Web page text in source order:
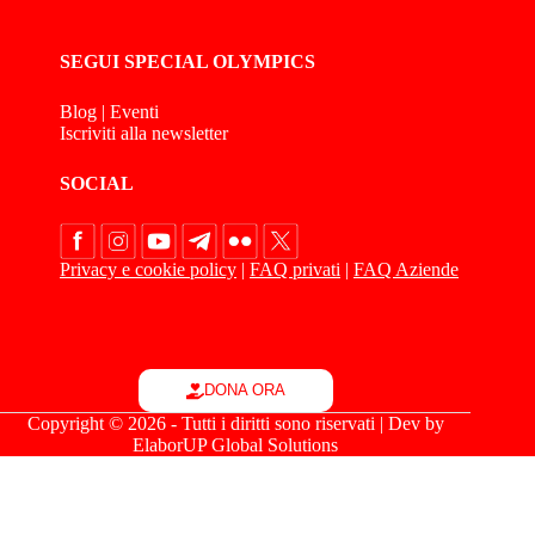
SEGUI SPECIAL OLYMPICS
Blog | Eventi
Iscriviti alla newsletter
SOCIAL
Privacy e cookie policy | FAQ privati | FAQ Aziende
DONA ORA
Copyright © 2026 - Tutti i diritti sono riservati | Dev by
ElaborUP Global Solutions